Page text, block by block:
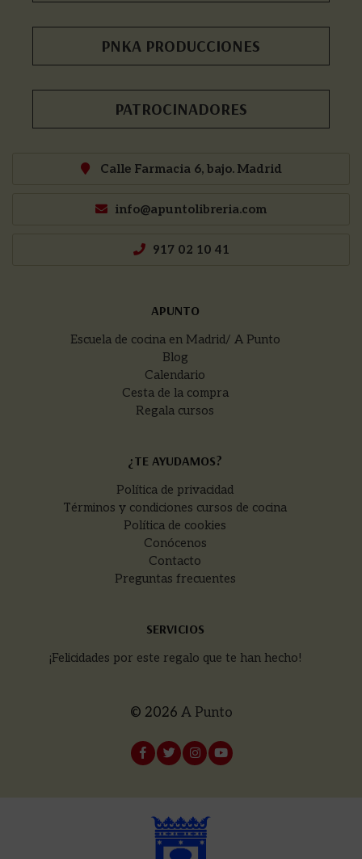
PNKA PRODUCCIONES
PATROCINADORES
Calle Farmacia 6, bajo. Madrid
info@apuntolibreria.com
917 02 10 41
APUNTO
Escuela de cocina en Madrid/ A Punto
Blog
Calendario
Cesta de la compra
Regala cursos
¿TE AYUDAMOS?
Política de privacidad
Términos y condiciones cursos de cocina
Política de cookies
Conócenos
Contacto
Preguntas frecuentes
SERVICIOS
¡Felicidades por este regalo que te han hecho!
© 2026 A Punto